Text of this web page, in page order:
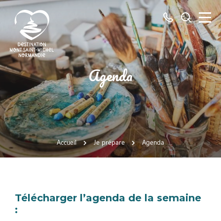
Destination
Mont
Saint-
Michel
Normandie
Tous
les
numéros
ici
Je
Agenda
Accueil Je prépare Agenda
Télécharger l’agenda de la semaine
: